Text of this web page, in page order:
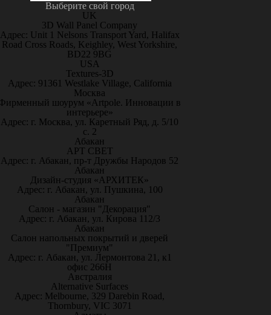
Выберите свой город
UK
3D Wall Panel Company
Адрес: Unit 1 Nelsons Transport Yard, Halifax
Road Cross Roads, Keighley, West Yorkshire,
BD22 9BG
USA
Textures-3D
Адрес: 91361 Westlake Village, California
Москва
шоурум «Artpole. Инновации в
интерьере»
Адрес: г. Москва, ул. Каретный Ряд, д. 5/10
с. 2
Абакан
АРТ СВЕТ
Адрес: г. Абакан, пр-т Дружбы Народов 52
Абакан
Дизайн-студия «АРХИТЕК»
Адрес: г. Абакан, ул. Пушкина, 100
Абакан
Салон - магазин "Декорация"
Адрес: г. Абакан, ул. Кирова 112/3
Абакан
Салон напольных покрытий и дверей
"Премиум"
Адрес: г. Абакан, ул. Лермонтова 21, к1
офис 266Н
Австралия
Alternative Surfaces
Адрес: Melbourne, 329 Darebin Road,
Thornbury, VIC 3071